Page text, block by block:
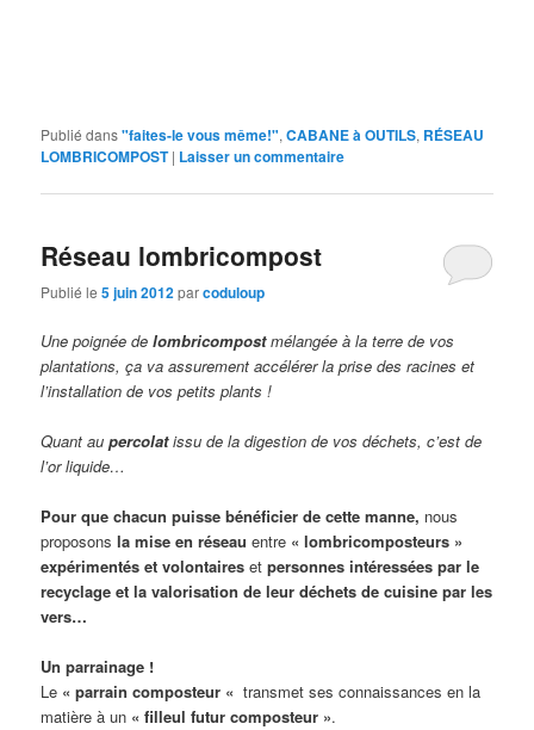
Publié dans"faites-le vous même!",CABANE à OUTILS, RÉSEAU
LOMBRICOMPOST | Laisser un commentaire
Réseau lombricompost
Publié le5 juin 2012parcoduloup
Une poignée delombricompostmélangée à la terre de vos
plantations, ça va assurement accélérer la prise des racines et
l’installation de vos petits plants !
Quant aupercolatissu de la digestion de vos déchets, c’est de
l’or liquide…
Pour que chacun puisse bénéficier de cette manne, nous
proposonsla mise en réseau entre « lombricomposteurs »
expérimentés et volontaires etpersonnes intéressées par le
recyclage et la valorisation de leur déchets de cuisine par les
vers…
Un parrainage !
Le « parrain composteur « transmet ses connaissances en la
matière à un « filleul futur composteur ».